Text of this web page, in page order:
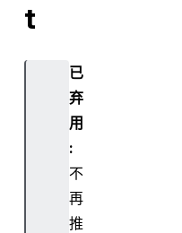
t
已
弃
用
:
不
再
推